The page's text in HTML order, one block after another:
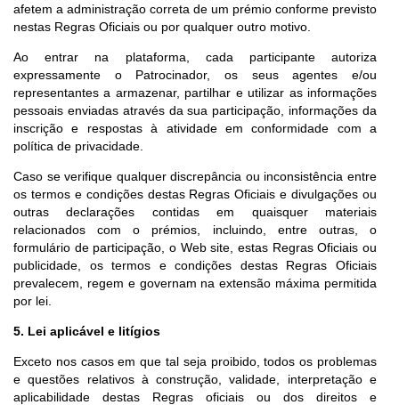
afetem a administração correta de um prémio conforme previsto
nestas Regras Oficiais ou por qualquer outro motivo.
Ao entrar na plataforma, cada participante autoriza
expressamente o Patrocinador, os seus agentes e/ou
representantes a armazenar, partilhar e utilizar as informações
pessoais enviadas através da sua participação, informações da
inscrição e respostas à atividade em conformidade com a
política de privacidade.
Caso se verifique qualquer discrepância ou inconsistência entre
os termos e condições destas Regras Oficiais e divulgações ou
outras declarações contidas em quaisquer materiais
relacionados com o prémios, incluindo, entre outras, o
formulário de participação, o Web site, estas Regras Oficiais ou
publicidade, os termos e condições destas Regras Oficiais
prevalecem, regem e governam na extensão máxima permitida
por lei.
5. Lei aplicável e litígios
Exceto nos casos em que tal seja proibido, todos os problemas
e questões relativos à construção, validade, interpretação e
aplicabilidade destas Regras oficiais ou dos direitos e